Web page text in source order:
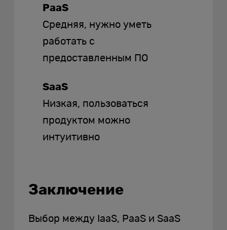
PaaS
Средняя, нужно уметь
работать с
предоставленным ПО
SaaS
Низкая, пользоваться
продуктом можно
интуитивно
Заключение
Выбор между IaaS, PaaS и SaaS